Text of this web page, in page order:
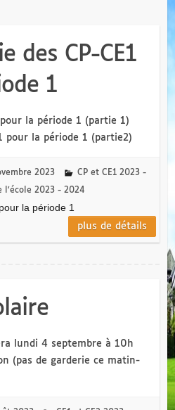
des CP-CE1
1
la période 1 (partie 1)
pour la période 1 (partie2)
2023 CP et CE1 2023 -
l'école 2023 - 2024
la période 1
plus de détails
lundi 4 septembre à 10h
(pas de garderie ce matin-